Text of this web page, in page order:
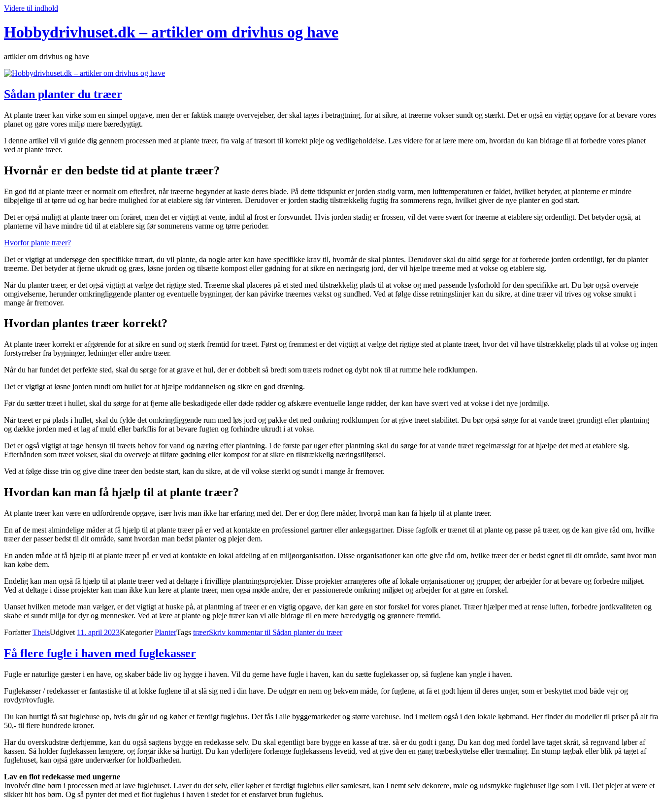
Videre til indhold
Hobbydrivhuset.dk – artikler om drivhus og have
artikler om drivhus og have
Sådan planter du træer
At plante træer kan virke som en simpel opgave, men der er faktisk mange overvejelser, der skal tages i betragtning, for at sikre, at træerne vokser sundt og stærkt. Det er også en vigtig opgave for at bevare vores
planet og gøre vores miljø mere bæredygtigt.
I denne artikel vil vi guide dig gennem processen med at plante træer, fra valg af træsort til korrekt pleje og vedligeholdelse. Læs videre for at lære mere om, hvordan du kan bidrage til at forbedre vores planet
ved at plante træer.
Hvornår er den bedste tid at plante træer?
En god tid at plante træer er normalt om efteråret, når træerne begynder at kaste deres blade. På dette tidspunkt er jorden stadig varm, men lufttemperaturen er faldet, hvilket betyder, at planterne er mindre
tilbøjelige til at tørre ud og har bedre mulighed for at etablere sig før vinteren. Derudover er jorden stadig tilstrækkelig fugtig fra sommerens regn, hvilket giver de nye planter en god start.
Det er også muligt at plante træer om foråret, men det er vigtigt at vente, indtil al frost er forsvundet. Hvis jorden stadig er frossen, vil det være svært for træerne at etablere sig ordentligt. Det betyder også, at
planterne vil have mindre tid til at etablere sig før sommerens varme og tørre perioder.
Hvorfor plante træer?
Det er vigtigt at undersøge den specifikke træart, du vil plante, da nogle arter kan have specifikke krav til, hvornår de skal plantes. Derudover skal du altid sørge for at forberede jorden ordentligt, før du planter
træerne. Det betyder at fjerne ukrudt og græs, løsne jorden og tilsætte kompost eller gødning for at sikre en næringsrig jord, der vil hjælpe træerne med at vokse og etablere sig.
Når du planter træer, er det også vigtigt at vælge det rigtige sted. Træerne skal placeres på et sted med tilstrækkelig plads til at vokse og med passende lysforhold for den specifikke art. Du bør også overveje
omgivelserne, herunder omkringliggende planter og eventuelle bygninger, der kan påvirke træernes vækst og sundhed. Ved at følge disse retningslinjer kan du sikre, at dine træer vil trives og vokse smukt i
mange år fremover.
Hvordan plantes træer korrekt?
At plante træer korrekt er afgørende for at sikre en sund og stærk fremtid for træet. Først og fremmest er det vigtigt at vælge det rigtige sted at plante træet, hvor det vil have tilstrækkelig plads til at vokse og ingen
forstyrrelser fra bygninger, ledninger eller andre træer.
Når du har fundet det perfekte sted, skal du sørge for at grave et hul, der er dobbelt så bredt som træets rodnet og dybt nok til at rumme hele rodklumpen.
Det er vigtigt at løsne jorden rundt om hullet for at hjælpe roddannelsen og sikre en god dræning.
Før du sætter træet i hullet, skal du sørge for at fjerne alle beskadigede eller døde rødder og afskære eventuelle lange rødder, der kan have svært ved at vokse i det nye jordmiljø.
Når træet er på plads i hullet, skal du fylde det omkringliggende rum med løs jord og pakke det ned omkring rodklumpen for at give træet stabilitet. Du bør også sørge for at vande træet grundigt efter plantning
og dække jorden med et lag af muld eller barkflis for at bevare fugten og forhindre ukrudt i at vokse.
Det er også vigtigt at tage hensyn til træets behov for vand og næring efter plantning. I de første par uger efter plantning skal du sørge for at vande træet regelmæssigt for at hjælpe det med at etablere sig.
Efterhånden som træet vokser, skal du overveje at tilføre gødning eller kompost for at sikre en tilstrækkelig næringstilførsel.
Ved at følge disse trin og give dine træer den bedste start, kan du sikre, at de vil vokse stærkt og sundt i mange år fremover.
Hvordan kan man få hjælp til at plante træer?
At plante træer kan være en udfordrende opgave, især hvis man ikke har erfaring med det. Der er dog flere måder, hvorpå man kan få hjælp til at plante træer.
En af de mest almindelige måder at få hjælp til at plante træer på er ved at kontakte en professionel gartner eller anlægsgartner. Disse fagfolk er trænet til at plante og passe på træer, og de kan give råd om, hvilke
træer der passer bedst til dit område, samt hvordan man bedst planter og plejer dem.
En anden måde at få hjælp til at plante træer på er ved at kontakte en lokal afdeling af en miljøorganisation. Disse organisationer kan ofte give råd om, hvilke træer der er bedst egnet til dit område, samt hvor man
kan købe dem.
Endelig kan man også få hjælp til at plante træer ved at deltage i frivillige plantningsprojekter. Disse projekter arrangeres ofte af lokale organisationer og grupper, der arbejder for at bevare og forbedre miljøet.
Ved at deltage i disse projekter kan man ikke kun lære at plante træer, men også møde andre, der er passionerede omkring miljøet og arbejder for at gøre en forskel.
Uanset hvilken metode man vælger, er det vigtigt at huske på, at plantning af træer er en vigtig opgave, der kan gøre en stor forskel for vores planet. Træer hjælper med at rense luften, forbedre jordkvaliteten og
skabe et sundt miljø for dyr og mennesker. Ved at lære at plante og pleje træer kan vi alle bidrage til en mere bæredygtig og grønnere fremtid.
ForfatterTheisUdgivet 11. april 2023KategorierPlanterTags træerSkriv kommentartil Sådan planter du træer
Få flere fugle i haven med fuglekasser
Fugle er naturlige gæster i en have, og skaber både liv og hygge i haven. Vil du gerne have fugle i haven, kan du sætte fuglekasser op, så fuglene kan yngle i haven.
Fuglekasser / redekasser er fantastiske til at lokke fuglene til at slå sig ned i din have. De udgør en nem og bekvem måde, for fuglene, at få et godt hjem til deres unger, som er beskyttet mod både vejr og
rovdyr/rovfugle.
Du kan hurtigt få sat fuglehuse op, hvis du går ud og køber et færdigt fuglehus. Det fås i alle byggemarkeder og større varehuse. Ind i mellem også i den lokale købmand. Her finder du modeller til priser på alt fra
50,- til flere hundrede kroner.
Har du overskudstræ derhjemme, kan du også sagtens bygge en redekasse selv. Du skal egentligt bare bygge en kasse af træ. så er du godt i gang. Du kan dog med fordel lave taget skråt, så regnvand løber af
kassen. Så holder fuglekassen længere, og forgår ikke så hurtigt. Du kan yderligere forlænge fuglekassens levetid, ved at give den en gang træbeskyttelse eller træmaling. En stump tagbak eller blik på taget af
fuglehuset, kan også gøre underværker for holdbarheden.
Lav en flot redekasse med ungerne
Involvér dine børn i processen med at lave fuglehuset. Laver du det selv, eller køber et færdigt fuglehus eller samlesæt, kan I nemt selv dekorere, male og udsmykke fuglehuset lige som I vil. Det plejer at være et
sikker hit hos børn. Og så pynter det med et flot fuglehus i haven i stedet for et ensfarvet brun fuglehus.